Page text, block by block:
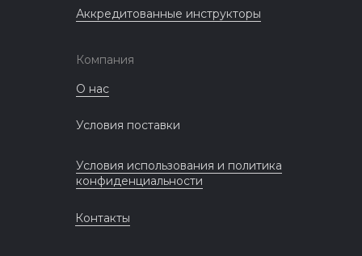
Компания
О нас
Условия поставки
Условия использования и политика
конфиденциальности
Контакты
Аккредитованные инструкторы